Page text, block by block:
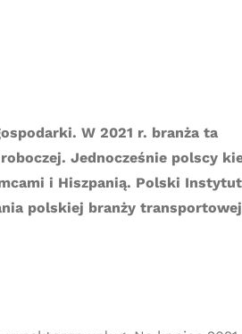
W 2021 r. branża ta
Jednocześnie polscy
i Hiszpanią. Polski Instytut
polskiej branży